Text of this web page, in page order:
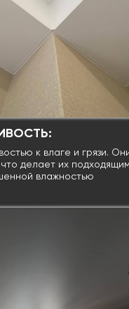
к влаге и грязи.
делает их
влажностью